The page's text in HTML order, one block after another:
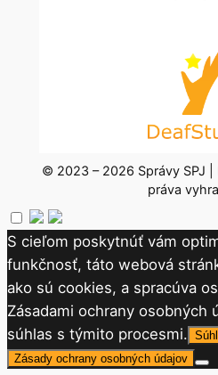
© 2023 – 2026 Správy SPJ |
práva
S cieľom poskytnúť vám
funkčnosť, táto webová
ako sú cookies, a spracúva
Zásadami ochrany osobných
súhlas s týmito procesmi.
Zásady ochrany osobných údajov